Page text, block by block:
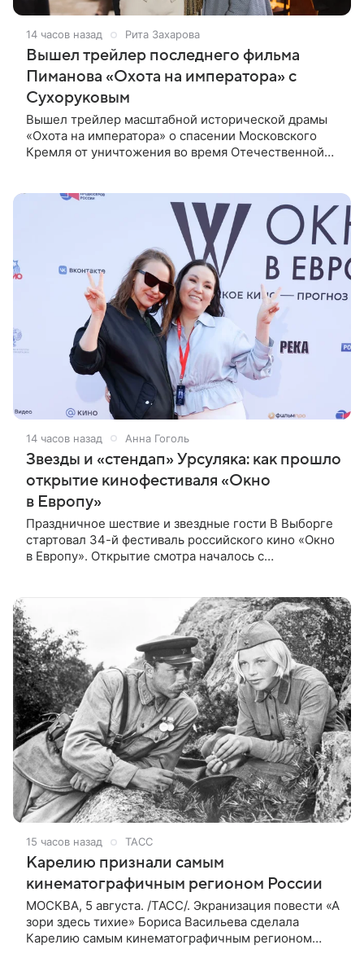
14 часов назад Рита Захарова
Вышел трейлер последнего фильма
Пиманова «Охота на императора» с
Сухоруковым
Вышел трейлер масштабной исторической драмы
«Охота на императора» о спасении Московского
Кремля от уничтожения во время Отечественной
14 часов назад Анна Гоголь
Звезды и «стендап» Урсуляка: как прошло
открытие кинофестиваля «Окно
в Европу»
Праздничное шествие и звездные гости В Выборге
стартовал 34-й фестиваль российского кино «Окно
в Европу». Открытие смотра началось с
15 часов назад ТАСС
Карелию признали самым
кинематографичным регионом России
МОСКВА, 5 августа. /ТАСС/. Экранизация повести «А
зори здесь тихие» Бориса Васильева сделала
Карелию самым кинематографичным регионом